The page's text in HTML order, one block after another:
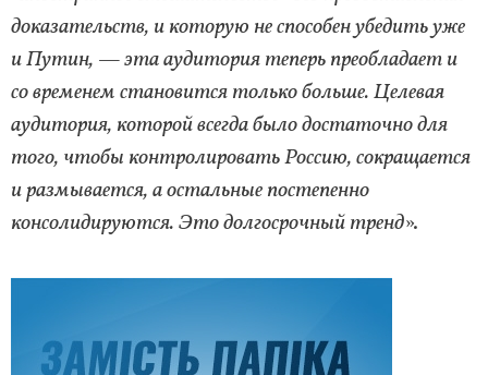
доказательств, и которую не способен убедить уже
и Путин, — эта аудитория теперь преобладает и
со временем становится только больше. Целевая
аудитория, которой всегда было достаточно для
того, чтобы контролировать Россию, сокращается
и размывается, а остальные постепенно
консолидируются. Это долгосрочный тренд».